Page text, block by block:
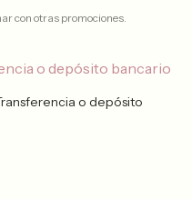
con otras promociones.
o depósito bancario
o depósito